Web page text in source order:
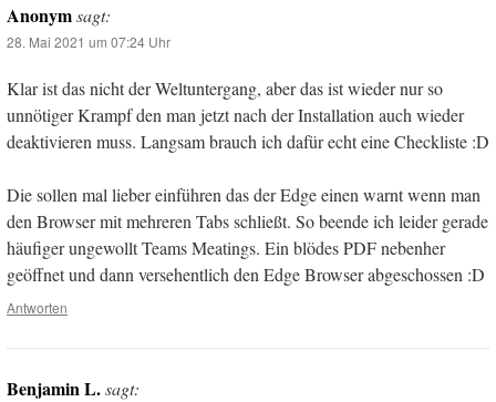
Anonymsagt:
28. Mai 2021 um 07:24 Uhr
Klar ist das nicht der Weltuntergang, aber das ist wieder nur so
unnötiger Krampf den man jetzt nach der Installation auch wieder
deaktivieren muss. Langsam brauch ich dafür echt eine Checkliste :D
Die sollen mal lieber einführen das der Edge einen warnt wenn man
den Browser mit mehreren Tabs schließt. So beende ich leider gerade
häufiger ungewollt Teams Meatings. Ein blödes PDF nebenher
geöffnet und dann versehentlich den Edge Browser abgeschossen :D
Antworten
Benjamin L.sagt: